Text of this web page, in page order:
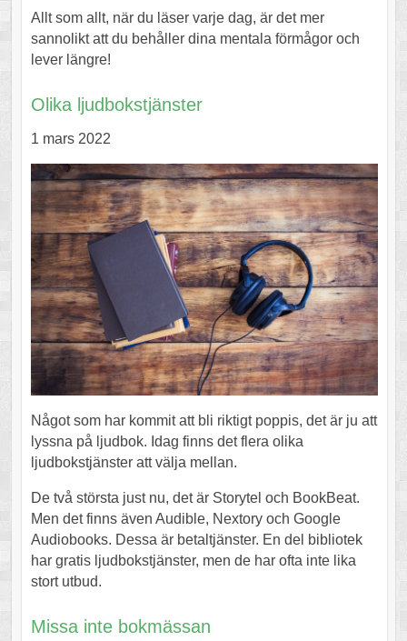
Allt som allt, när du läser varje dag, är det mer
sannolikt att du behåller dina mentala förmågor och
lever längre!
Olika ljudbokstjänster
1 mars 2022
Något som har kommit att bli riktigt poppis, det är ju att
lyssna på ljudbok. Idag finns det flera olika
ljudbokstjänster att välja mellan.
De två största just nu, det är Storytel och BookBeat.
Men det finns även Audible, Nextory och Google
Audiobooks. Dessa är betaltjänster. En del bibliotek
har gratis ljudbokstjänster, men de har ofta inte lika
stort utbud.
Missa inte bokmässan